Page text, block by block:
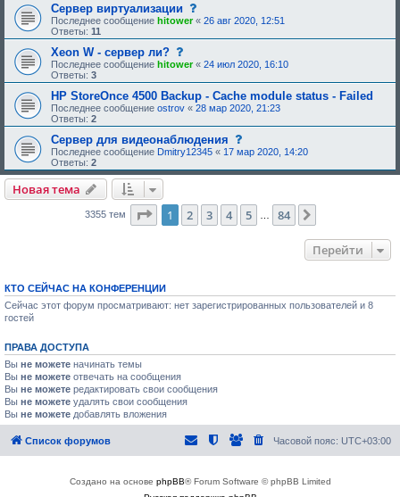
н
и
б
и
е
б
н
и
у
е
д
о
б
и
:
,
т
р
у
е
е
б
е
я
:
Сервер виртуализации
о
о
б
е
н
и
,
т
р
б
у
щ
я
:
Последнее сообщение hitower« 26 авг 2020, 12:51
Ответы: 11
Xeon W - сервер ли?
о
о
б
щ
е
н
и
е
,
т
р
е
ю
щ
р
е
Последнее сообщение hitower« 24 июл 2020, 16:10
Ответы: 3
HP StoreOnce 4500 Backup - Cache module status - Failed
Последнее сообщение ostrov « 28 мар 2020, 21:23
Ответы: 2
Сервер для видеонаблюдения
о
о
б
и
е
ю
щ
я
Последнее сообщение Dmitry12345 « 17 мар 2020, 14:20
Ответы: 2
Новая тема
3355 тем Страница из 84
1 2 3 4 5 84
Перейти
КТО СЕЙЧАС НА КОНФЕРЕНЦИИ
Сейчас этот форум просматривают: нет зарегистрированных пользователей и 8
гостей
ПРАВА ДОСТУПА
Вы не можете начинать темы
Вы не можете отвечать на сообщения
Вы не можете редактировать свои сообщения
Вы не можете удалять свои сообщения
Вы не можете добавлять вложения
Список форумов Часовой пояс: UTC+03:00
Создано на основе phpBB® Forum Software © phpBB Limited